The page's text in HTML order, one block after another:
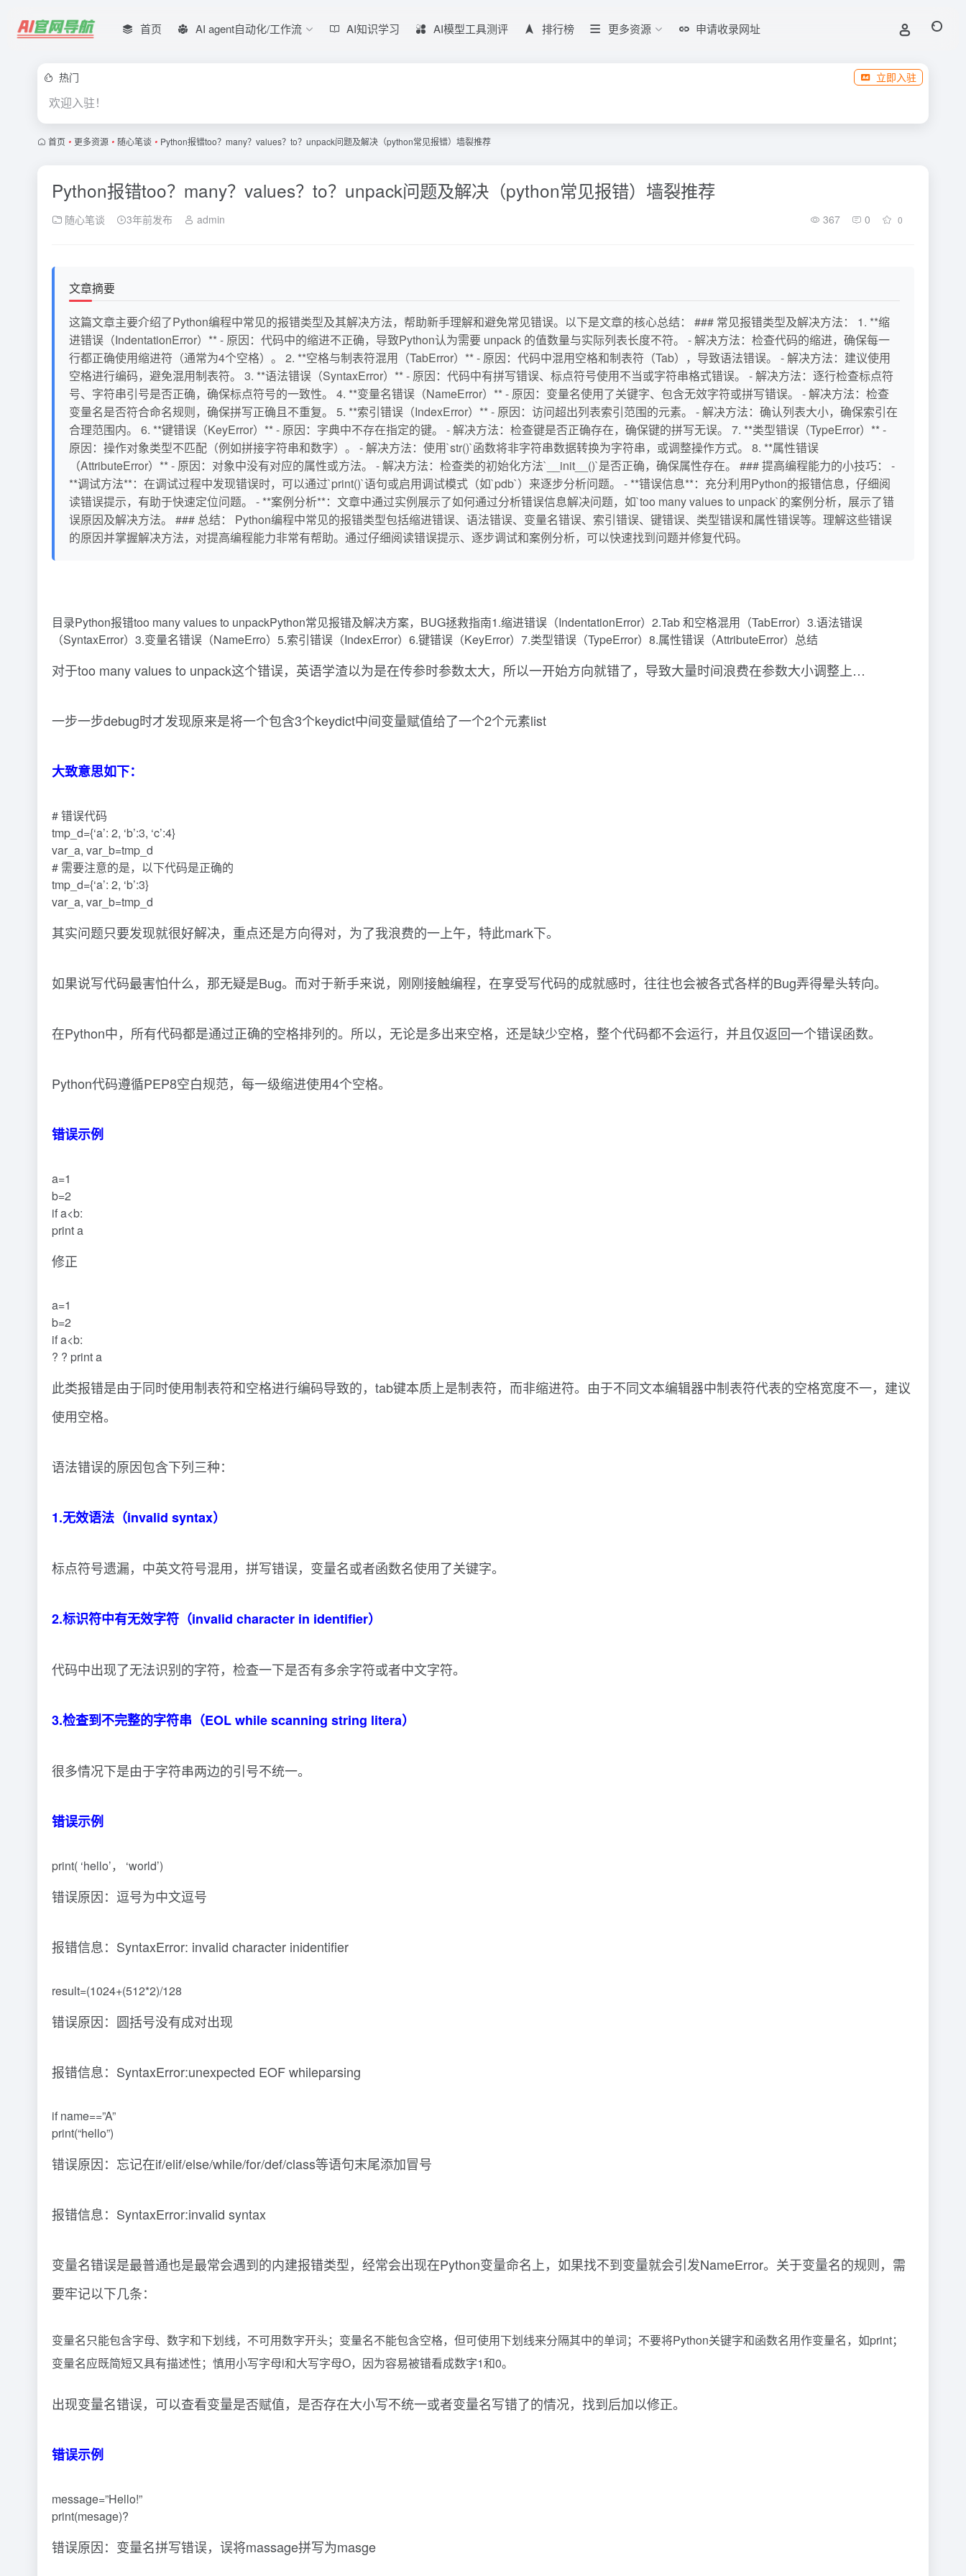
首页 AI agent自动化/工作流 AI知识学习 AI模型工具测评 排行榜 更多资源 申请收录网址
热门 立即入驻
欢迎入驻！
首页 • 更多资源 • 随心笔谈 • Python报错too？many？values？to？unpack问题及解决（python常见报错）墙裂推荐
Python报错too？many？values？to？unpack问题及解决（python常见报错）墙裂推荐
随心笔谈 3年前发布 admin 367 0 0
文章摘要
这篇文章主要介绍了Python编程中常见的报错类型及其解决方法，帮助新手理解和避免常见错误。以下是文章的核心总结： ### 常见报错类型及解决方法： 1. **缩
进错误（IndentationError）** - 原因：代码中的缩进不正确，导致Python认为需要 unpack 的值数量与实际列表长度不符。 - 解决方法：检查代码的缩进，确保每一
行都正确使用缩进符（通常为4个空格）。 2. **空格与制表符混用（TabError）** - 原因：代码中混用空格和制表符（Tab），导致语法错误。 - 解决方法：建议使用
空格进行编码，避免混用制表符。 3. **语法错误（SyntaxError）** - 原因：代码中有拼写错误、标点符号使用不当或字符串格式错误。 - 解决方法：逐行检查标点符
号、字符串引号是否正确，确保标点符号的一致性。 4. **变量名错误（NameError）** - 原因：变量名使用了关键字、包含无效字符或拼写错误。 - 解决方法：检查
变量名是否符合命名规则，确保拼写正确且不重复。 5. **索引错误（IndexError）** - 原因：访问超出列表索引范围的元素。 - 解决方法：确认列表大小，确保索引在
合理范围内。 6. **键错误（KeyError）** - 原因：字典中不存在指定的键。 - 解决方法：检查键是否正确存在，确保键的拼写无误。 7. **类型错误（TypeError）** -
原因：操作对象类型不匹配（例如拼接字符串和数字）。 - 解决方法：使用`str()`函数将非字符串数据转换为字符串，或调整操作方式。 8. **属性错误
（AttributeError）** - 原因：对象中没有对应的属性或方法。 - 解决方法：检查类的初始化方法`__init__()`是否正确，确保属性存在。 ### 提高编程能力的小技巧： -
**调试方法**：在调试过程中发现错误时，可以通过`print()`语句或启用调试模式（如`pdb`）来逐步分析问题。 - **错误信息**：充分利用Python的报错信息，仔细阅
读错误提示，有助于快速定位问题。 - **案例分析**：文章中通过实例展示了如何通过分析错误信息解决问题，如`too many values to unpack`的案例分析，展示了错
误原因及解决方法。 ### 总结： Python编程中常见的报错类型包括缩进错误、语法错误、变量名错误、索引错误、键错误、类型错误和属性错误等。理解这些错误
的原因并掌握解决方法，对提高编程能力非常有帮助。通过仔细阅读错误提示、逐步调试和案例分析，可以快速找到问题并修复代码。
目录Python报错too many values to unpackPython常见报错及解决方案，BUG拯救指南1.缩进错误（IndentationError）2.Tab 和空格混用（TabError）3.语法错误
（SyntaxError）3.变量名错误（NameErro）5.索引错误（IndexError）6.键错误（KeyError）7.类型错误（TypeError）8.属性错误（AttributeError）总结
对于too many values to unpack这个错误，英语学渣以为是在传参时参数太大，所以一开始方向就错了，导致大量时间浪费在参数大小调整上…
一步一步debug时才发现原来是将一个包含3个keydict中间变量赋值给了一个2个元素list
大致意思如下：
# 错误代码
tmp_d={‘a’: 2, ‘b’:3, ‘c’:4}
var_a, var_b=tmp_d
# 需要注意的是，以下代码是正确的
tmp_d={‘a’: 2, ‘b’:3}
var_a, var_b=tmp_d
其实问题只要发现就很好解决，重点还是方向得对，为了我浪费的一上午，特此mark下。
如果说写代码最害怕什么，那无疑是Bug。而对于新手来说，刚刚接触编程，在享受写代码的成就感时，往往也会被各式各样的Bug弄得晕头转向。
在Python中，所有代码都是通过正确的空格排列的。所以，无论是多出来空格，还是缺少空格，整个代码都不会运行，并且仅返回一个错误函数。
Python代码遵循PEP8空白规范，每一级缩进使用4个空格。
错误示例
a=1
b=2
if a<b:
print a
修正
a=1
b=2
if a<b:
? ? print a
此类报错是由于同时使用制表符和空格进行编码导致的，tab键本质上是制表符，而非缩进符。由于不同文本编辑器中制表符代表的空格宽度不一，建议
使用空格。
语法错误的原因包含下列三种：
1.无效语法（invalid syntax）
标点符号遗漏，中英文符号混用，拼写错误，变量名或者函数名使用了关键字。
2.标识符中有无效字符（invalid character in identifier）
代码中出现了无法识别的字符，检查一下是否有多余字符或者中文字符。
3.检查到不完整的字符串（EOL while scanning string litera）
很多情况下是由于字符串两边的引号不统一。
错误示例
print( ‘hello’， ‘world’)
错误原因：逗号为中文逗号
报错信息：SyntaxError: invalid character inidentifier
result=(1024+(512*2)/128
错误原因：圆括号没有成对出现
报错信息：SyntaxError:unexpected EOF whileparsing
if name==”A”
print(“hello”)
错误原因：忘记在if/elif/else/while/for/def/class等语句末尾添加冒号
报错信息：SyntaxError:invalid syntax
变量名错误是最普通也是最常会遇到的内建报错类型，经常会出现在Python变量命名上，如果找不到变量就会引发NameError。关于变量名的规则，需
要牢记以下几条：
变量名只能包含字母、数字和下划线，不可用数字开头；变量名不能包含空格，但可使用下划线来分隔其中的单词；不要将Python关键字和函数名用作变量名，如print；
变量名应既简短又具有描述性；慎用小写字母l和大写字母O，因为容易被错看成数字1和0。
出现变量名错误，可以查看变量是否赋值，是否存在大小写不统一或者变量名写错了的情况，找到后加以修正。
错误示例
message=”Hello!”
print(mesage)?
错误原因：变量名拼写错误，误将massage拼写为masge